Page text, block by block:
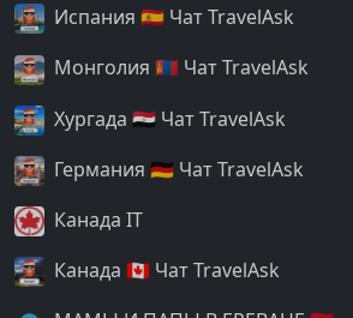
Испания 🇪🇸 Чат TravelAsk
Монголия 🇲🇳 Чат TravelAsk
Хургада 🇪🇬 Чат TravelAsk
Германия 🇩🇪 Чат TravelAsk
Канада IT
Канада 🇨🇦 Чат TravelAsk